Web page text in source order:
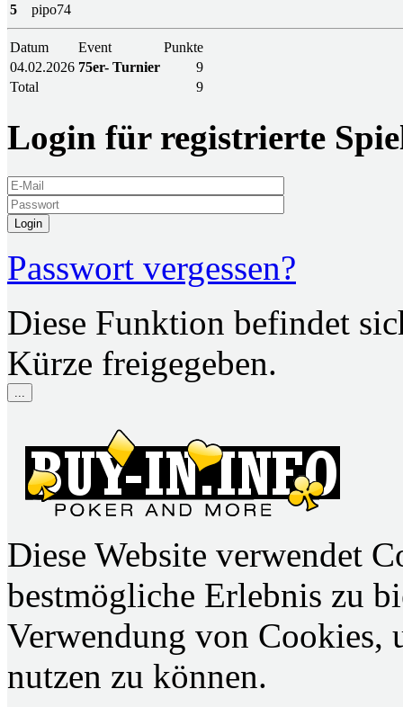
5
pipo74
Datum Event
Punkte
04.02.2026 75er- Turnier
9
Total
9
Login für registrierte
Login
Passwort vergessen?
Diese Funktion befindet
Kürze freigegeben.
...
Diese Website verwendet
bestmögliche Erlebnis zu
Verwendung von Cookies,
nutzen zu können.